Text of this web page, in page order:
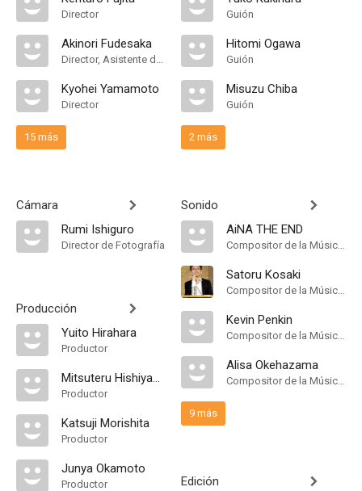
Director
Akinori Fudesaka
Director, Asistente de Dirección
Kyohei Yamamoto
Director
15 más
Cámara
Rumi Ishiguro
Director de Fotografía
Producción
Yuito Hirahara
Productor
Mitsuteru Hishiyama
Productor
Katsuji Morishita
Productor
Junya Okamoto
Productor
Guión
Hitomi Ogawa
Guión
Misuzu Chiba
Guión
2 más
Sonido
AiNA THE END
Compositor de la Música Original, Theme Song Performance
Satoru Kosaki
Compositor de la Música Original
Kevin Penkin
Compositor de la Música Original
Alisa Okehazama
Compositor de la Música Original
9 más
Edición